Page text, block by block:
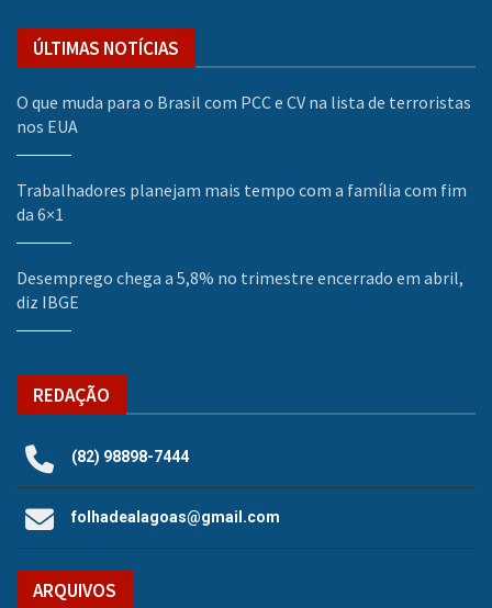
ÚLTIMAS NOTÍCIAS
O que muda para o Brasil com PCC e CV na lista de terroristas
nos EUA
Trabalhadores planejam mais tempo com a família com fim
da 6×1
Desemprego chega a 5,8% no trimestre encerrado em abril,
diz IBGE
REDAÇÃO
(82) 98898-7444
folhadealagoas@gmail.com
ARQUIVOS